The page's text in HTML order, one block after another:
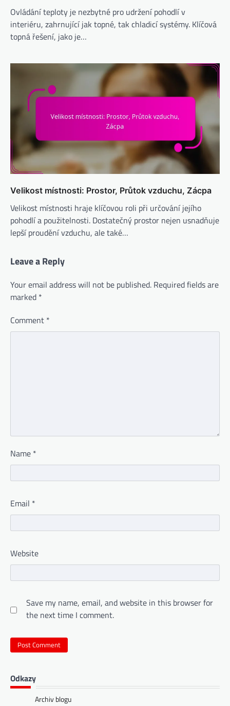
Ovládání teploty je nezbytné pro udržení pohodlí v
interiéru, zahrnující jak topné, tak chladicí systémy. Klíčová
topná řešení, jako je…
Velikost místnosti: Prostor, Průtok vzduchu, Zácpa
Velikost místnosti hraje klíčovou roli při určování jejího
pohodlí a použitelnosti. Dostatečný prostor nejen usnadňuje
lepší proudění vzduchu, ale také…
Leave a Reply
Your email address will not be published. Required fields are
marked *
Comment *
Name *
Email *
Website
Save my name, email, and website in this browser for
the next time I comment.
Odkazy
Archiv blogu